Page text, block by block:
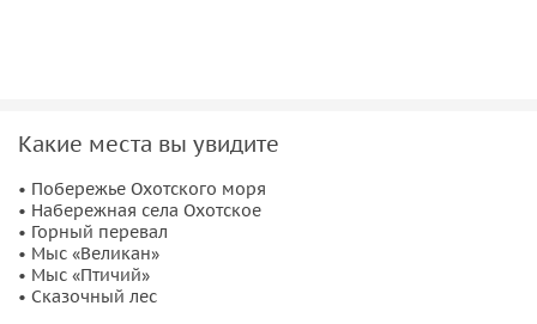
Какие места вы увидите
• Побережье Охотского моря
• Набережная села Охотское
• Горный перевал
• Мыс «Великан»
• Мыс «Птичий»
• Сказочный лес